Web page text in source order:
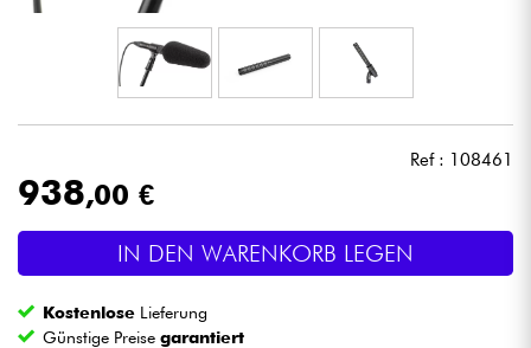
Kopfhörer
Mikros
Live-Sound
Licht
Drums
Ref : 108461
938,00 €
IN DEN WARENKORB LEGEN
Kostenlose Lieferung
Günstige Preisegarantiert